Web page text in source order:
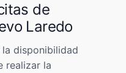
de
Laredo
disponibilidad
realizar la